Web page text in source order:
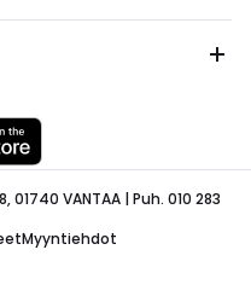
01740 VANTAA | Puh. 010 283
Myyntiehdot